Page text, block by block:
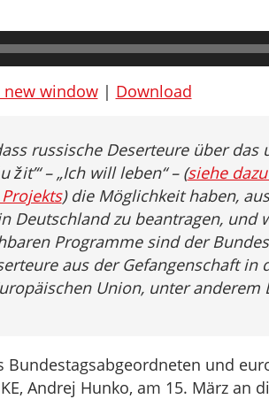
new window| Download
russische Deserteure über das
žit’“ – „Ich will leben“ – (siehe
) die Möglichkeit haben,
Deutschland zu beantragen, und
Programme sind der
aus der Gefangenschaft in
Union, unter anderem
Bundestagsabgeordneten und
Andrej Hunko, am 15. März an